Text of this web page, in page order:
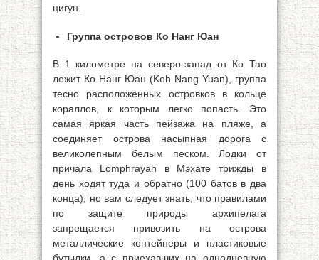
цигун.
Группа островов Ко Нанг Юан
В 1 километре на северо-запад от Ко Тао
лежит Ко Нанг Юан (Koh Nang Yuan), группа
тесно расположенных островков в кольце
кораллов, к которым легко попасть. Это
самая яркая часть пейзажа на пляже, а
соединяет острова насыпная дорога с
великолепным белым песком. Лодки от
причала Lomphrayah в Мэхате трижды в
день ходят туда и обратно (100 батов в два
конца), но вам следует знать, что правилами
по защите природы архипелага
запрещается привозить на острова
металлические контейнеры и пластиковые